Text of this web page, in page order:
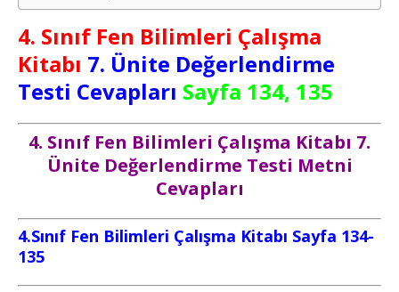
4. Sınıf Fen Bilimleri Çalışma
Kitabı 7. Ünite Değerlendirme
Testi Cevapları Sayfa 134, 135
4. Sınıf Fen Bilimleri Çalışma Kitabı 7.
Ünite Değerlendirme Testi Metni
Cevapları
4.Sınıf Fen Bilimleri Çalışma Kitabı Sayfa 134-
135